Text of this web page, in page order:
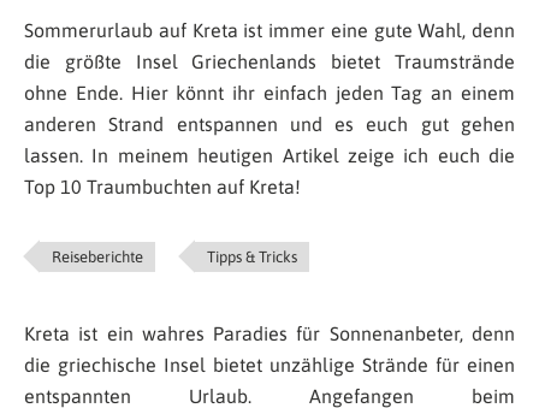
Sommerurlaub auf Kreta ist immer eine gute Wahl, denn
die größte Insel Griechenlands bietet Traumstrände
ohne Ende. Hier könnt ihr einfach jeden Tag an einem
anderen Strand entspannen und es euch gut gehen
lassen. In meinem heutigen Artikel zeige ich euch die
Top 10 Traumbuchten auf Kreta!
Reiseberichte Tipps & Tricks
Kreta ist ein wahres Paradies für Sonnenanbeter, denn
die griechische Insel bietet unzählige Strände für einen
entspannten Urlaub. Angefangen beim